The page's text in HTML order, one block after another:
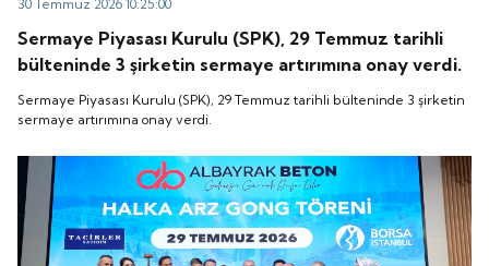
30 Temmuz 2026 10:25:00
Sermaye Piyasası Kurulu (SPK), 29 Temmuz tarihli
bülteninde 3 şirketin sermaye artırımına onay verdi.
Sermaye Piyasası Kurulu (SPK), 29 Temmuz tarihli bülteninde 3 şirketin
sermaye artırımına onay verdi.